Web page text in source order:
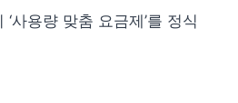
사용량 맞춤 요금제’를 정식